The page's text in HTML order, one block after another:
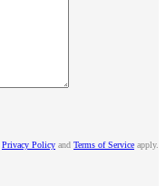
Privacy Policy and Terms of Service apply.